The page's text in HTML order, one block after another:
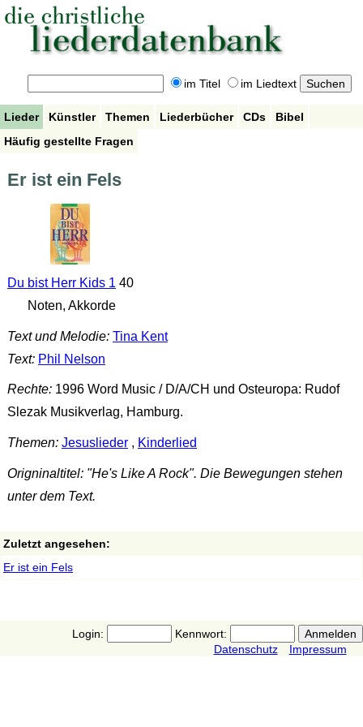
im Titel im Liedtext
Lieder Künstler Themen Liederbücher CDs
Bibel
Häufig gestellte Fragen
Er ist ein Fels
Du bist Herr Kids 1 40
Noten, Akkorde
Text und Melodie: Tina Kent
Text: Phil Nelson
Rechte:1996 Word Music / D/A/CH und Osteuropa: Rudof
Slezak Musikverlag, Hamburg.
Themen: Jesuslieder, Kinderlied
Origninaltitel: "He's Like A Rock". Die Bewegungen stehen
unter dem Text.
Zuletzt angesehen:
Er ist ein Fels
Login:
Kennwort:
Datenschutz
Impressum